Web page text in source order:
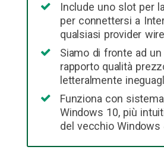
Include uno slot per
per connettersi a
qualsiasi provider
Siamo di fronte ad
rapporto qualità
letteralmente
Funziona con
Windows 10, più
del vecchio Windows